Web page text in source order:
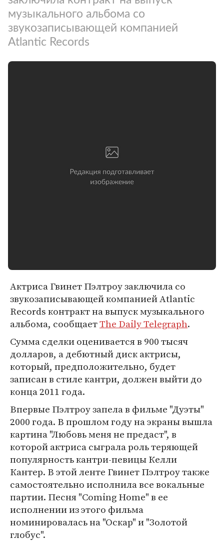
музыкального альбома со
звукозаписывающей компанией
Atlantic Records
Актриса Гвинет Пэлтроу заключила со
звукозаписывающей компанией Atlantic
Records контракт на выпуск музыкального
альбома, сообщаетThe Daily Telegraph.
Сумма сделки оценивается в 900 тысяч
долларов, а дебютный диск актрисы,
который, предположительно, будет
записан в стиле кантри, должен выйти до
конца 2011 года.
Впервые Пэлтроу запела в фильме "Дуэты"
2000 года. В прошлом году на экраны вышла
картина "Любовь меня не предаст", в
которой актриса сыграла роль теряющей
популярность кантри-певицы Келли
Кантер. В этой ленте Гвинет Пэлтроу также
самостоятельно исполнила все вокальные
партии. Песня "Coming Home" в ее
исполнении из этого фильма
номинировалась на "Оскар" и "Золотой
глобус".